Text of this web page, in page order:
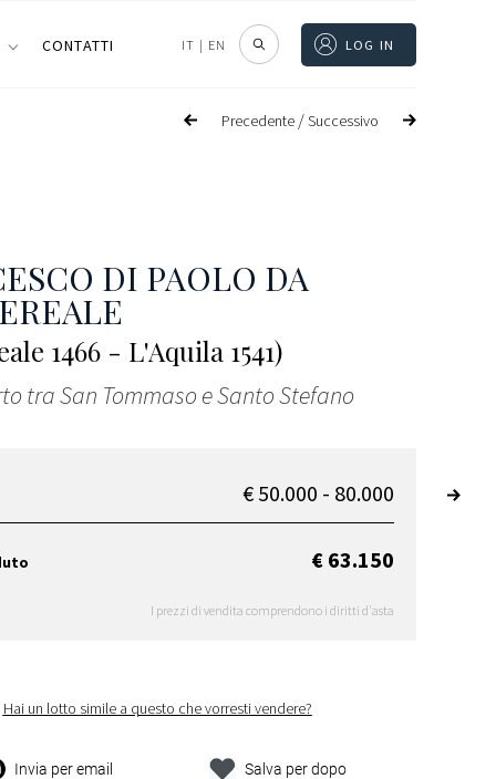
CONTATTI IT | EN LOG IN
Precedente /Successivo
DI PAOLO DA
1466 - L'Aquila 1541)
tra San Tommaso e Santo Stefano
€ 50.000 - 80.000
€ 63.150
I prezzi di vendita comprendono i diritti d'asta
Hai un lotto simile a questo che vorresti vendere?
Invia per email
Salva per dopo